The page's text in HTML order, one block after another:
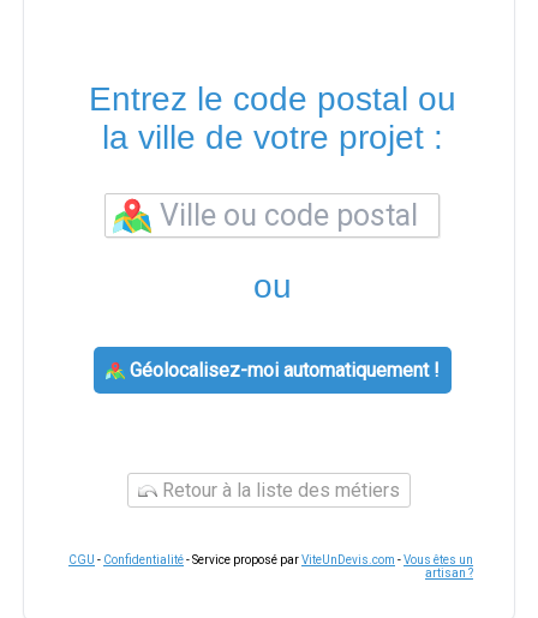
Entrez le code postal ou
la ville de votre projet :
ou
Géolocalisez-moi automatiquement !
Retour à la liste des métiers
CGU - Confidentialité- Service proposé parViteUnDevis.com -Vous êtes un
artisan ?